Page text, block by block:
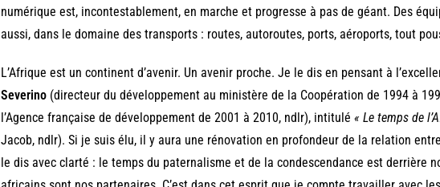
numérique est, incontestablement, en marche et progresse à pas de géant. Des
aussi, dans le domaine des transports : routes, autoroutes, ports, aéroports, tout
L’Afrique est un continent d’avenir. Un avenir proche. Je le dis en pensant à
Severino(directeur du développement au ministère de la Coopération de 1994 à
l’Agence française de développement de 2001 à 2010, ndlr), intitulé « Le temps de
Jacob, ndlr). Si je suis élu, il y aura une rénovation en profondeur de la relation
le dis avec clarté : le temps du paternalisme et de la condescendance est derrière